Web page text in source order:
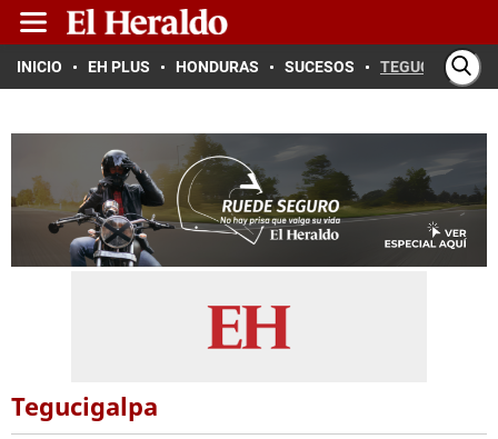
INICIO EH PLUS HONDURAS SUCESOS TEGUCIGALPA
Tegucigalpa